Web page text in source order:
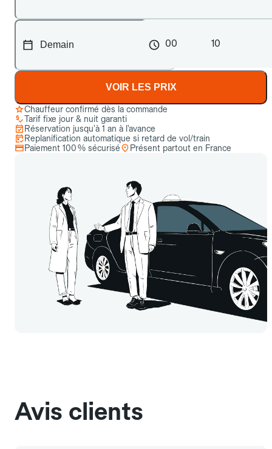
00 10
VOIR LES PRIX
Chauffeur confirmé dès la commande
Tarif fixe jour & nuit garanti
Réservation jusqu’à 1 an à l’avance
Replanification automatique si retard de vol/train
Paiement 100 % sécurisé
Présent partout en France
Avis clients